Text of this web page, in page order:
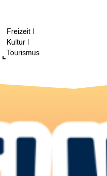
Freizeit |
Kultur |
Tourismus